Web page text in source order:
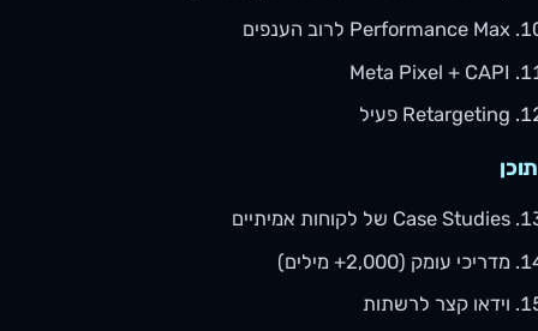
Performance Max לרוב הענפים
Meta Pixel + CAPI
Retargeting פעיל
תוכן
Case Studies של לקוחות אמיתיים
מדריכי עומק (2,000+ מילים)
וידאו קצר לרשתות